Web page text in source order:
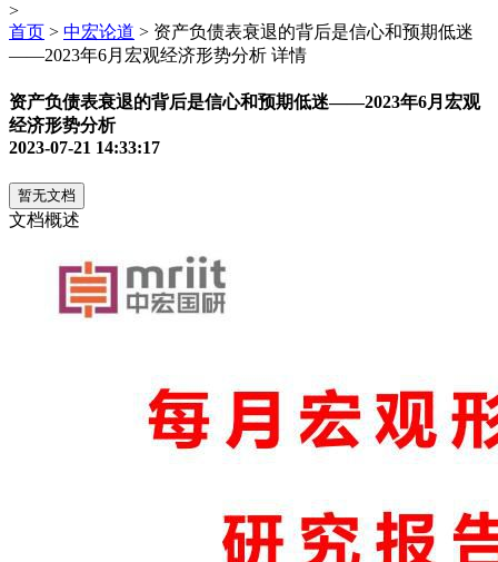
>
首页 > 中宏论道 > 资产负债表衰退的背后是信心和预期低迷
——2023年6月宏观经济形势分析 详情
资产负债表衰退的背后是信心和预期低迷——2023年6月宏观
经济形势分析
2023-07-21 14:33:17
暂无文档
文档概述